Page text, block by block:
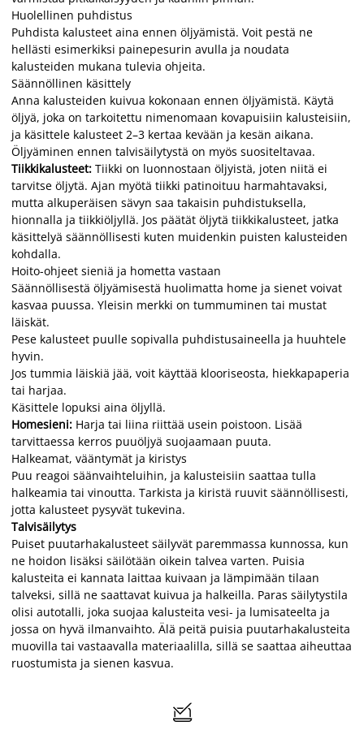
Huolellinen puhdistus
Puhdista kalusteet aina ennen öljyämistä. Voit pestä ne
hellästi esimerkiksi painepesurin avulla ja noudata
kalusteiden mukana tulevia ohjeita.
Säännöllinen käsittely
Anna kalusteiden kuivua kokonaan ennen öljyämistä. Käytä
öljyä, joka on tarkoitettu nimenomaan kovapuisiin kalusteisiin,
ja käsittele kalusteet 2–3 kertaa kevään ja kesän aikana.
Öljyäminen ennen talvisäilytystä on myös suositeltavaa.
Tiikkikalusteet: Tiikki on luonnostaan öljyistä, joten niitä ei
tarvitse öljytä. Ajan myötä tiikki patinoituu harmahtavaksi,
mutta alkuperäisen sävyn saa takaisin puhdistuksella,
hionnalla ja tiikkiöljyllä. Jos päätät öljytä tiikkikalusteet, jatka
käsittelyä säännöllisesti kuten muidenkin puisten kalusteiden
kohdalla.
Hoito-ohjeet sieniä ja hometta vastaan
Säännöllisestä öljyämisestä huolimatta home ja sienet voivat
kasvaa puussa. Yleisin merkki on tummuminen tai mustat
läiskät.
Pese kalusteet puulle sopivalla puhdistusaineella ja huuhtele
hyvin.
Jos tummia läiskiä jää, voit käyttää klooriseosta, hiekkapaperia
tai harjaa.
Käsittele lopuksi aina öljyllä.
Homesieni: Harja tai liina riittää usein poistoon. Lisää
tarvittaessa kerros puuöljyä suojaamaan puuta.
Halkeamat, vääntymät ja kiristys
Puu reagoi säänvaihteluihin, ja kalusteisiin saattaa tulla
halkeamia tai vinoutta. Tarkista ja kiristä ruuvit säännöllisesti,
jotta kalusteet pysyvät tukevina.
Talvisäilytys
Puiset puutarhakalusteet säilyvät paremmassa kunnossa, kun
ne hoidon lisäksi säilötään oikein talvea varten. Puisia
kalusteita ei kannata laittaa kuivaan ja lämpimään tilaan
talveksi, sillä ne saattavat kuivua ja halkeilla. Paras säilytystila
olisi autotalli, joka suojaa kalusteita vesi- ja lumisateelta ja
jossa on hyvä ilmanvaihto. Älä peitä puisia puutarhakalusteita
muovilla tai vastaavalla materiaalilla, sillä se saattaa aiheuttaa
ruostumista ja sienen kasvua.
